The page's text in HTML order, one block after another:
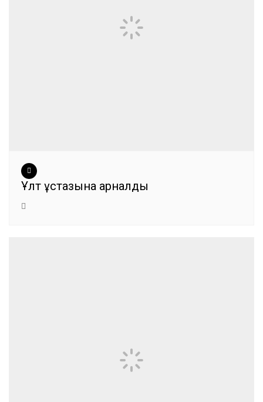
Ұлт ұстазына арналды